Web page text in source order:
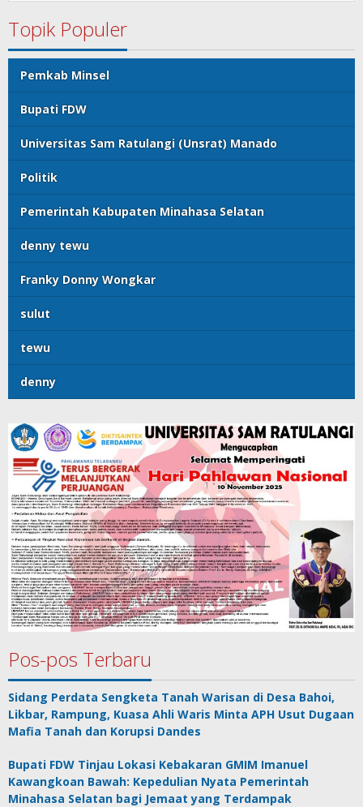
Topik Populer
Pemkab Minsel
Bupati FDW
Universitas Sam Ratulangi (Unsrat) Manado
Politik
Pemerintah Kabupaten Minahasa Selatan
denny tewu
Franky Donny Wongkar
sulut
tewu
denny
Pos-pos Terbaru
Sidang Perdata Sengketa Tanah Warisan di Desa Bahoi,
Likbar, Rampung, Kuasa Ahli Waris Minta APH Usut Dugaan
Mafia Tanah dan Korupsi Dandes
Bupati FDW Tinjau Lokasi Kebakaran GMIM Imanuel
Kawangkoan Bawah: Kepedulian Nyata Pemerintah
Minahasa Selatan bagi Jemaat yang Terdampak